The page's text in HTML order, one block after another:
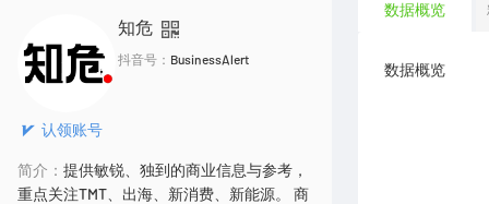
认领账号
知危
抖音号： BusinessAlert
简介： 提供敏锐、独到的商业信息与参考，
重点关注TMT、出海、新消费、新能源。 商
数据概览
数据概览